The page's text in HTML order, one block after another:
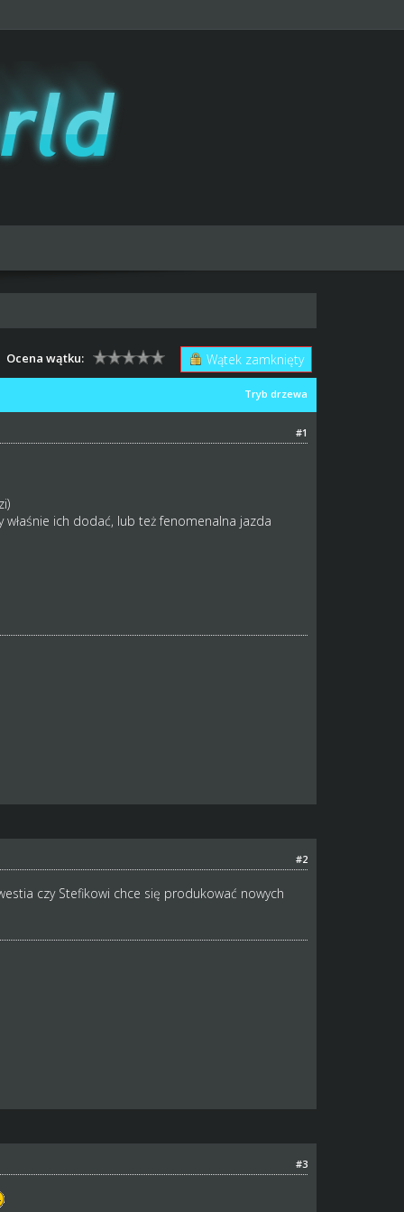
Wątek zamknięty
Ocena wątku:
Tryb drzewa
#1
ich dodać, lub też fenomenalna jazda
#2
czy Stefikowi chce się produkować nowych
#3